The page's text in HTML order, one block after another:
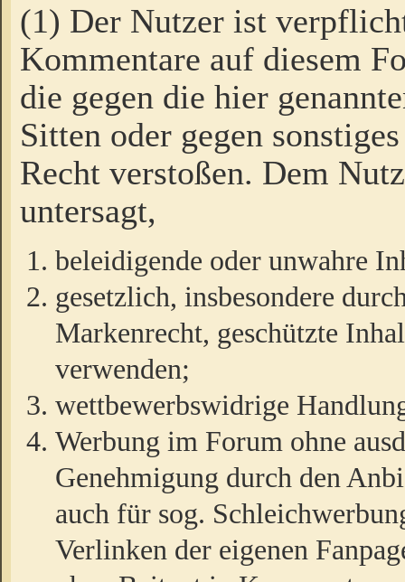
(1) Der Nutzer ist
Kommentare auf diesem
die gegen die hier
Sitten oder gegen
Recht verstoßen. Dem
untersagt,
beleidigende oder unwahre
gesetzlich, insbesondere
Markenrecht, geschützte
verwenden;
wettbewerbswidrige
Werbung im Forum ohne
Genehmigung durch den
auch für sog.
Verlinken der eigenen